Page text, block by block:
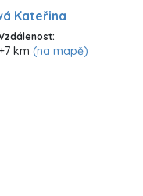
Kateřina
km (na mapě)